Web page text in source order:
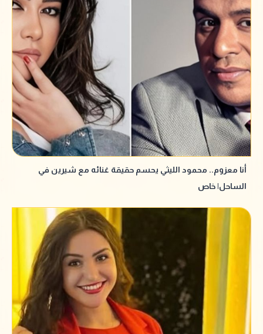
أنا معزوم.. محمود الليثي يحسم حقيقة غنائه مع شيرين في
الساحل| خاص